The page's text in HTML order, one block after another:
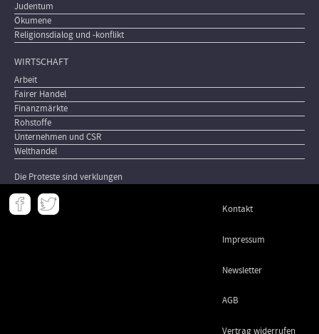
Judentum
Ökumene
Religionsdialog und -konflikt
WIRTSCHAFT
Arbeit
Fairer Handel
Finanzmärkte
Rohstoffe
Unternehmen und CSR
Welthandel
Die Proteste sind verklungen
Meta
- Kontakt
Impressum
Newsletter
AGB
Vertrag widerrufen